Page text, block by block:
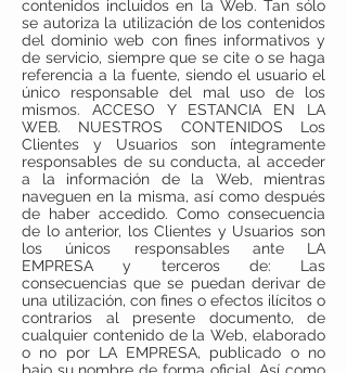
contenidos incluidos en la Web. Tan sólo
se autoriza la utilización de los contenidos
del dominio web con fines informativos y
de servicio, siempre que se cite o se haga
referencia a la fuente, siendo el usuario el
único responsable del mal uso de los
mismos. ACCESO Y ESTANCIA EN LA
WEB. NUESTROS CONTENIDOS Los
Clientes y Usuarios son íntegramente
responsables de su conducta, al acceder
a la información de la Web, mientras
naveguen en la misma, así como después
de haber accedido. Como consecuencia
de lo anterior, los Clientes y Usuarios son
los únicos responsables ante LA
EMPRESA y terceros de: Las
consecuencias que se puedan derivar de
una utilización, con fines o efectos ilícitos o
contrarios al presente documento, de
cualquier contenido de la Web, elaborado
o no por LA EMPRESA, publicado o no